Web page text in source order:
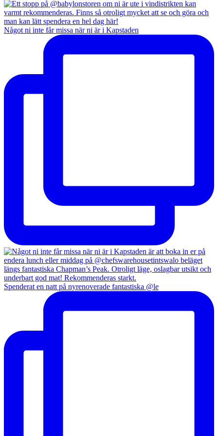
Något ni inte får missa när ni är i Kapstaden
Spenderat en natt på nyrenoverade fantastiska @le